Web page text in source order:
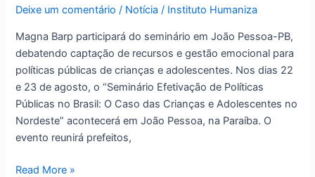
Deixe um comentário / Notícia / Instituto Humaniza
Magna Barp participará do seminário em João Pessoa-PB,
debatendo captação de recursos e gestão emocional para
políticas públicas de crianças e adolescentes. Nos dias 22
e 23 de agosto, o “Seminário Efetivação de Políticas
Públicas no Brasil: O Caso das Crianças e Adolescentes no
Nordeste” acontecerá em João Pessoa, na Paraíba. O
evento reunirá prefeitos,
João
Pessoa-
PB
para
Debater
Políticas
Públicas
para
e
Read More »